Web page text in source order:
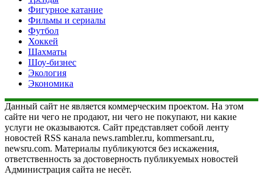
Фигурное катание
Фильмы и сериалы
Футбол
Хоккей
Шахматы
Шоу-бизнес
Экология
Экономика
Данный сайт не является коммерческим проектом. На этом
сайте ни чего не продают, ни чего не покупают, ни какие
услуги не оказываются. Сайт представляет собой ленту
новостей RSS канала news.rambler.ru, kommersant.ru,
newsru.com. Материалы публикуются без искажения,
ответственность за достоверность публикуемых новостей
Администрация сайта не несёт.